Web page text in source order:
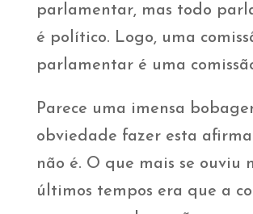
parlamentar, mas todo
é político. Logo, uma
parlamentar é uma
Parece uma imensa
obviedade fazer esta
não é. O que mais se ouviu
últimos tempos era que a